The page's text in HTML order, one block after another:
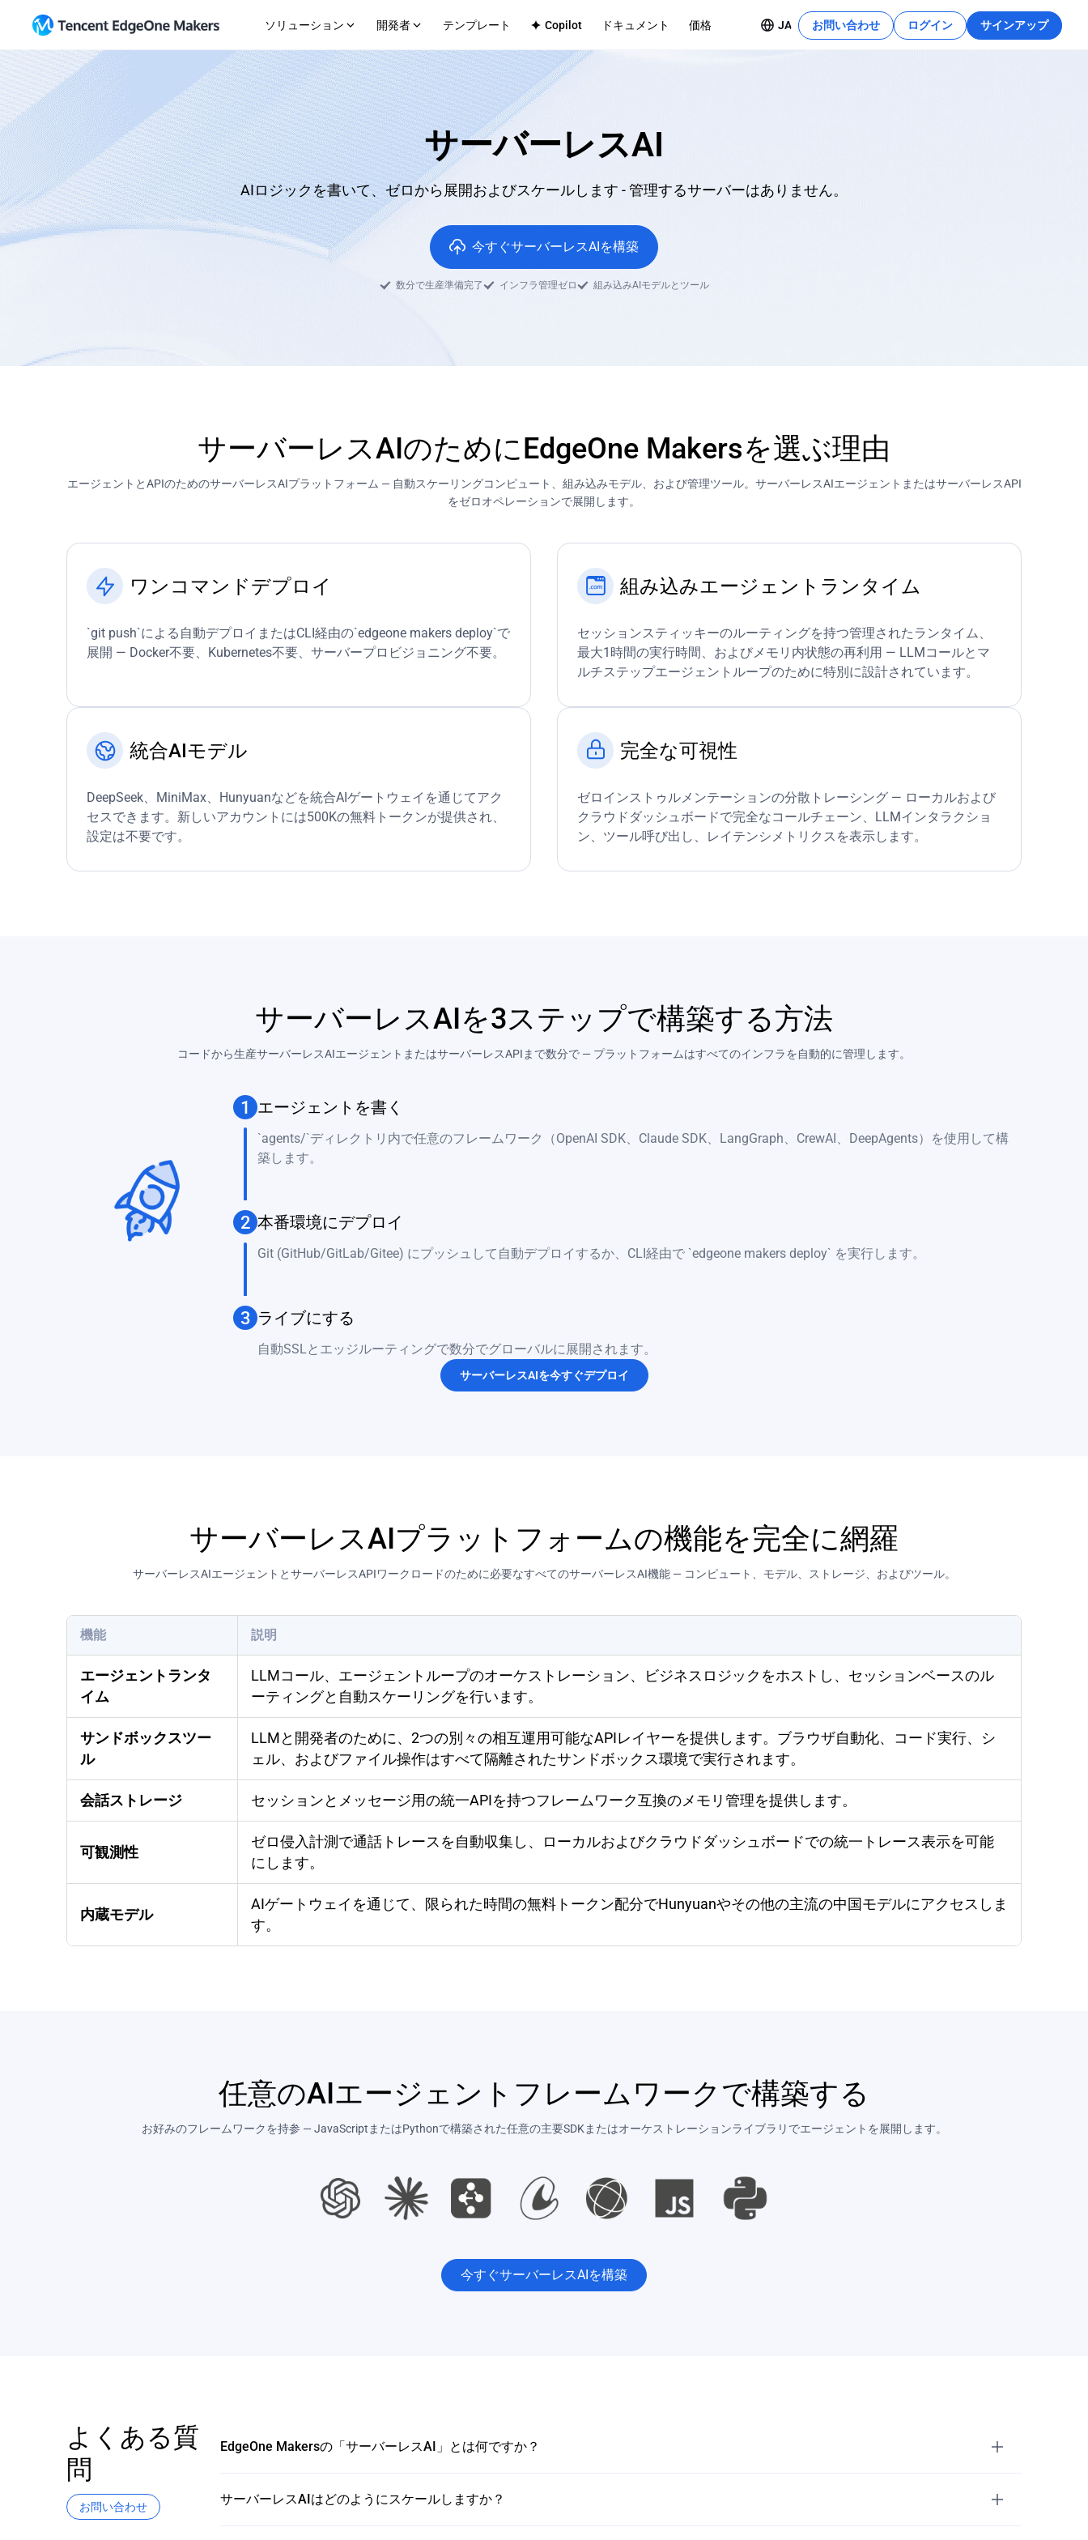
ソリューション
AI Agent
アウトオブボックスエージェント開発プラット
フォーム
マルチテナントプラットフォーム
プラットフォームのデプロイインフラストラク
チャ
SaaS
迅速な反復製品提供
Eコマース
柔軟なフロントエンド・バックエンドサービス
統合
CMS
企業ウェブサイト
プロフェッショナルなブランドポータル開発
Webアプリ
統合フルスタックアプリケーションホスティン
グ
開発者
始める
Gitリポジトリのインポート
テンプレートから開始
直接アップロード
EdgeOne CLI
メーカー MCP
リソース
ガイド
ニュース
トピックシナリオ
変更履歴
直接アップロード
テンプレート Copilot ドキュメント 価格 JA お問い合わせ ログイン サインアップ
サーバーレスAI
AIロジックを書いて、ゼロから展開およびスケールします - 管理するサーバーはありません。
今すぐサーバーレスAIを構築
数分で生産準備完了 インフラ管理ゼロ 組み込みAIモデルとツール
サーバーレスAIのためにEdgeOne Makersを選ぶ理由
エージェントとAPIのためのサーバーレスAIプラットフォーム — 自動スケーリングコンピュート、組み込みモデル、および管理ツール。サーバーレスAIエージェントまたはサーバーレスAPI
をゼロオペレーションで展開します。
ワンコマンドデプロイ
`git push`による自動デプロイまたはCLI経由の`edgeone makers deploy`で
展開 — Docker不要、Kubernetes不要、サーバープロビジョニング不要。
組み込みエージェントランタイム
セッションスティッキーのルーティングを持つ管理されたランタイム、
最大1時間の実行時間、およびメモリ内状態の再利用 — LLMコールとマ
ルチステップエージェントループのために特別に設計されています。
統合AIモデル
DeepSeek、MiniMax、Hunyuanなどを統合AIゲートウェイを通じてアク
セスできます。新しいアカウントには500Kの無料トークンが提供され、
設定は不要です。
完全な可視性
ゼロインストゥルメンテーションの分散トレーシング — ローカルおよび
クラウドダッシュボードで完全なコールチェーン、LLMインタラクショ
ン、ツール呼び出し、レイテンシメトリクスを表示します。
サーバーレスAIを3ステップで構築する方法
コードから生産サーバーレスAIエージェントまたはサーバーレスAPIまで数分で — プラットフォームはすべてのインフラを自動的に管理します。
1 エージェントを書く
`agents/`ディレクトリ内で任意のフレームワーク（OpenAI SDK、Claude SDK、LangGraph、CrewAI、DeepAgents）を使用して構
築します。
2 本番環境にデプロイ
Git (GitHub/GitLab/Gitee) にプッシュして自動デプロイするか、CLI経由で `edgeone makers deploy` を実行します。
3 ライブにする
自動SSLとエッジルーティングで数分でグローバルに展開されます。
サーバーレスAIを今すぐデプロイ
サーバーレスAIプラットフォームの機能を完全に網羅
サーバーレスAIエージェントとサーバーレスAPIワークロードのために必要なすべてのサーバーレスAI機能 — コンピュート、モデル、ストレージ、およびツール。
機能 説明
エージェントランタ
イム
LLMコール、エージェントループのオーケストレーション、ビジネスロジックをホストし、セッションベースのル
ーティングと自動スケーリングを行います。
サンドボックスツー
ル
LLMと開発者のために、2つの別々の相互運用可能なAPIレイヤーを提供します。ブラウザ自動化、コード実行、シ
ェル、およびファイル操作はすべて隔離されたサンドボックス環境で実行されます。
会話ストレージ セッションとメッセージ用の統一APIを持つフレームワーク互換のメモリ管理を提供します。
可観測性
ゼロ侵入計測で通話トレースを自動収集し、ローカルおよびクラウドダッシュボードでの統一トレース表示を可能
にします。
内蔵モデル
AIゲートウェイを通じて、限られた時間の無料トークン配分でHunyuanやその他の主流の中国モデルにアクセスしま
す。
任意のAIエージェントフレームワークで構築する
お好みのフレームワークを持参 — JavaScriptまたはPythonで構築された任意の主要SDKまたはオーケストレーションライブラリでエージェントを展開します。
今すぐサーバーレスAIを構築
よくある質
問
お問い合わせ
EdgeOne Makersの「サーバーレスAI」とは何ですか？
サーバーレスAIはどのようにスケールしますか？